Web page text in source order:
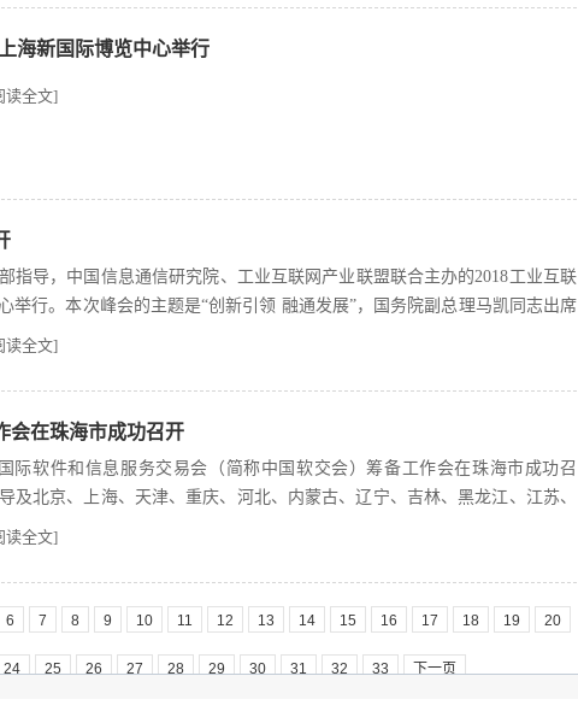
海新国际博览中心举行
读全文]
指导，中国信息通信研究院、工业互联网产业联盟联合主办的2018工业互联
举行。本次峰会的主题是“创新引领 融通发展”，国务院副总理马凯同志出席
长苗圩主持并致辞。工业和信息化部副部长陈肇雄及中央网信办、发改委等
读全文]
会在珠海市成功召开
际软件和信息服务交易会（简称中国软交会）筹备工作会在珠海市成功召
及北京、上海、天津、重庆、河北、内蒙古、辽宁、吉林、黑龙江、江苏、
湖北、宁夏、云南、宁波、合肥、长沙、珠海、西安等22个省市的组团单位
会组团工作进行说明。大连市商务局王丽英局长、辽宁省商务厅和商务部外
办单位领导出席并讲话。来自北京、广东、河北、黑龙江等省市的代表在会
读全文]
6 7 8 9 10 11 12 13 14 15 16 17 18 19 20
24 25 26 27 28 29 30 31 32 33 下一页